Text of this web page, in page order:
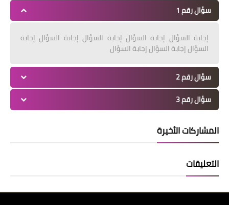
سؤال رقم 1
إجابة السؤال إجابة السؤال إجابة السؤال إجابة السؤال إجابة
السؤال إجابة السؤال إجابة السؤال
سؤال رقم 2
سؤال رقم 3
المشاركات الأخيرة
التعليقات